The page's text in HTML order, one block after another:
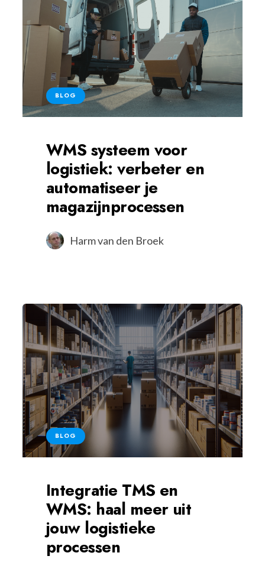
BLOG
WMS systeem voor
logistiek: verbeter en
automatiseer je
magazijnprocessen
Harm van den Broek
BLOG
Integratie TMS en
WMS: haal meer uit
jouw logistieke
processen